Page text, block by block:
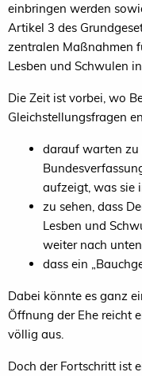
einbringen werden
Artikel 3 des
zentralen Maßnahmen
Lesben und Schwulen
Die Zeit ist vorbei, wo
Gleichstellungsfragen
darauf warten zu
aufzeigt, was sie
zu sehen, dass
Lesben und
weiter nach
dass ein
Dabei könnte es ganz
Öffnung der Ehe reicht
völlig aus.
Doch der Fortschritt ist